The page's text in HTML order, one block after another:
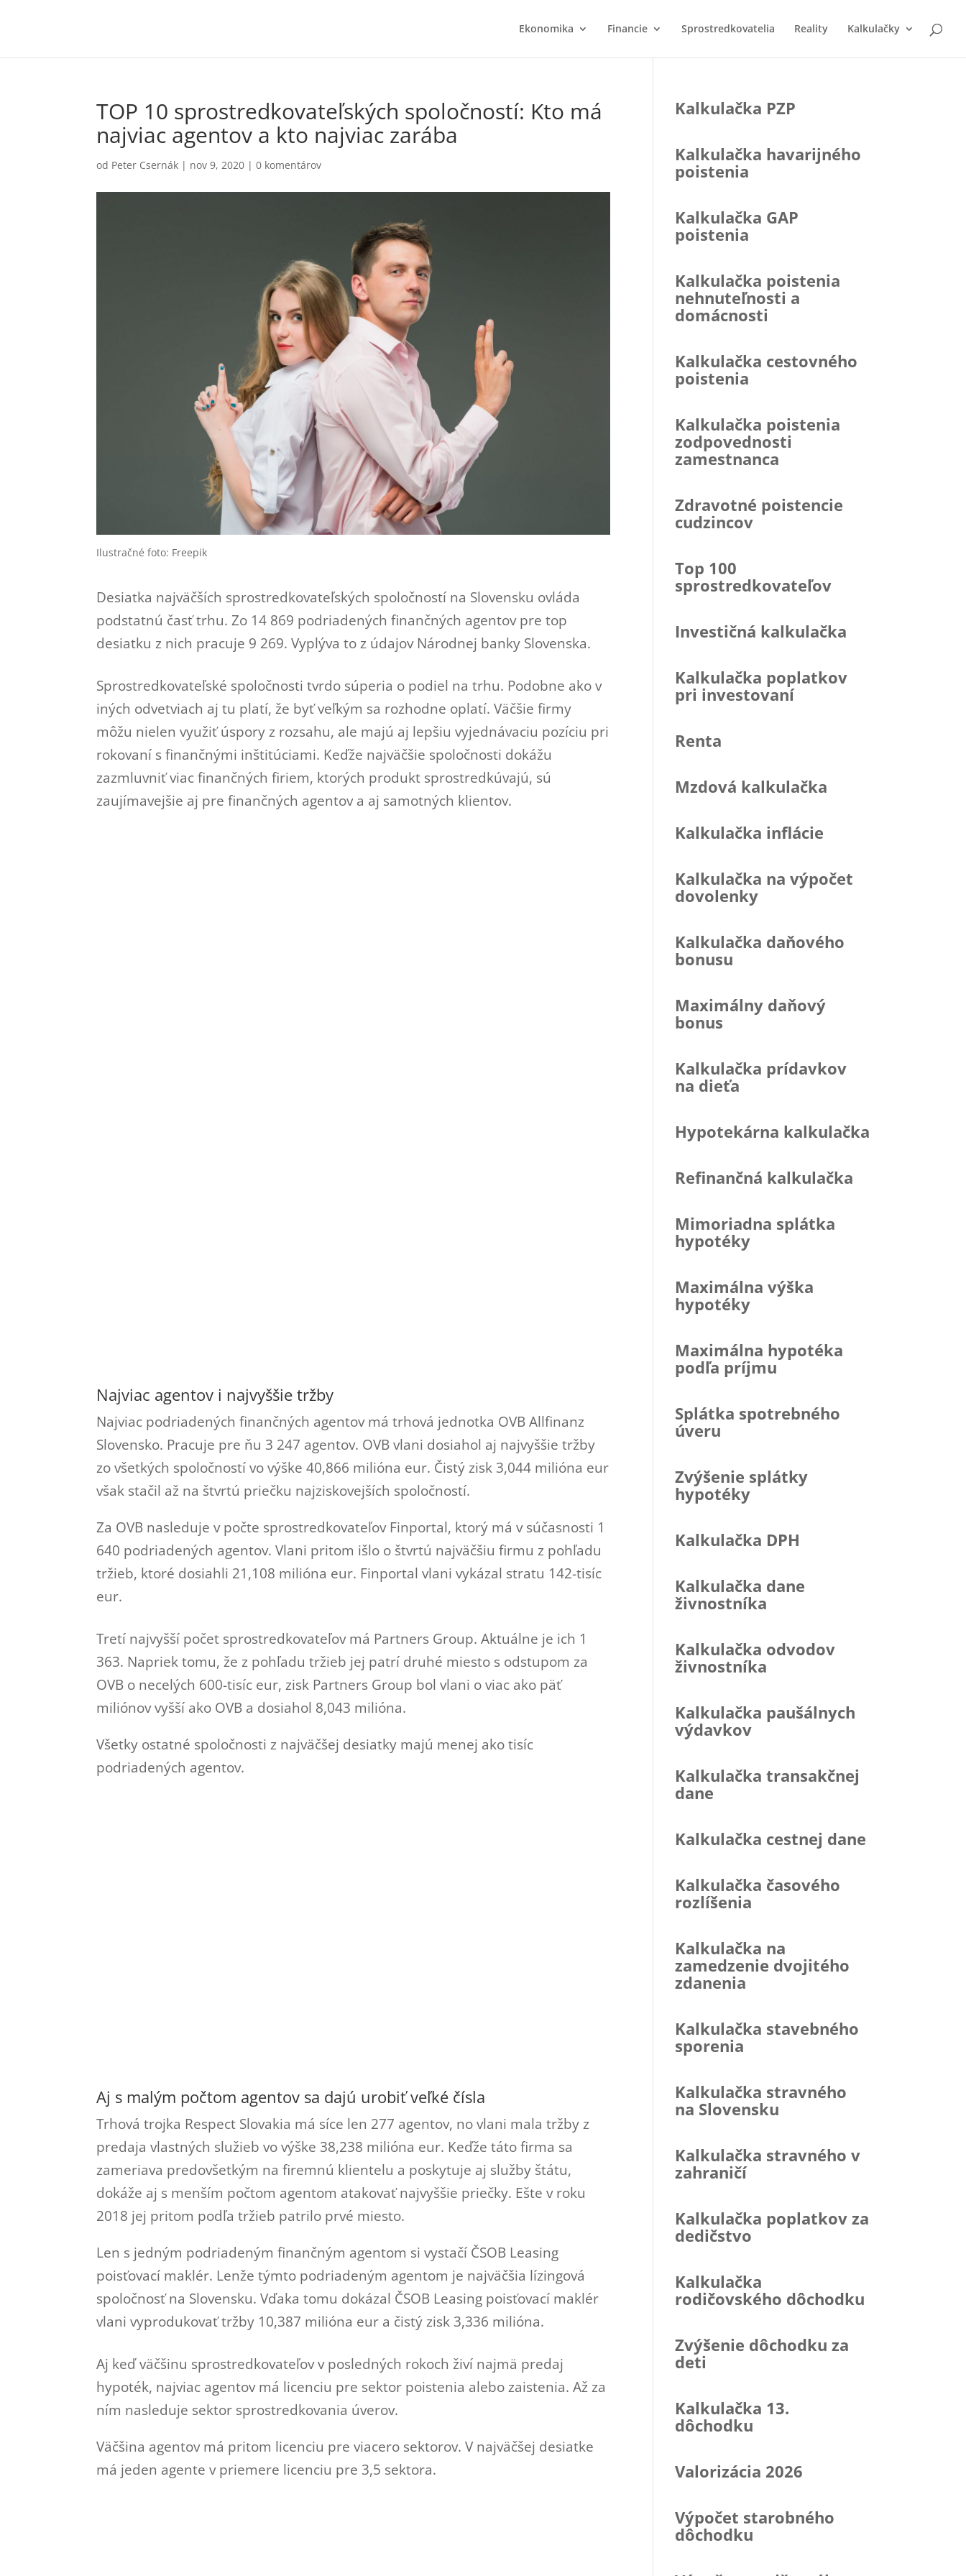
Ekonomika Financie Sprostredkovatelia Reality Kalkulačky
TOP 10 sprostredkovateľských spoločností: Kto má
najviac agentov a kto najviac zarába
od Peter Csernák | nov 9, 2020 |0 komentárov
Ilustračné foto: Freepik
Desiatka najväčších sprostredkovateľských spoločností na Slovensku ovláda
podstatnú časť trhu. Zo 14 869 podriadených finančných agentov pre top
desiatku z nich pracuje 9 269. Vyplýva to z údajov Národnej banky Slovenska.
Sprostredkovateľské spoločnosti tvrdo súperia o podiel na trhu. Podobne ako v
iných odvetviach aj tu platí, že byť veľkým sa rozhodne oplatí. Väčšie firmy
môžu nielen využiť úspory z rozsahu, ale majú aj lepšiu vyjednávaciu pozíciu pri
rokovaní s finančnými inštitúciami. Keďže najväčšie spoločnosti dokážu
zazmluvniť viac finančných firiem, ktorých produkt sprostredkúvajú, sú
zaujímavejšie aj pre finančných agentov a aj samotných klientov.
Najviac agentov i najvyššie tržby
Najviac podriadených finančných agentov má trhová jednotka OVB Allfinanz
Slovensko. Pracuje pre ňu 3 247 agentov. OVB vlani dosiahol aj najvyššie tržby
zo všetkých spoločností vo výške 40,866 milióna eur. Čistý zisk 3,044 milióna eur
však stačil až na štvrtú priečku najziskovejších spoločností.
Za OVB nasleduje v počte sprostredkovateľov Finportal, ktorý má v súčasnosti 1
640 podriadených agentov. Vlani pritom išlo o štvrtú najväčšiu firmu z pohľadu
tržieb, ktoré dosiahli 21,108 milióna eur. Finportal vlani vykázal stratu 142-tisíc
eur.
Tretí najvyšší počet sprostredkovateľov má Partners Group. Aktuálne je ich 1
363. Napriek tomu, že z pohľadu tržieb jej patrí druhé miesto s odstupom za
OVB o necelých 600-tisíc eur, zisk Partners Group bol vlani o viac ako päť
miliónov vyšší ako OVB a dosiahol 8,043 milióna.
Všetky ostatné spoločnosti z najväčšej desiatky majú menej ako tisíc
podriadených agentov.
Aj s malým počtom agentov sa dajú urobiť veľké čísla
Trhová trojka Respect Slovakia má síce len 277 agentov, no vlani mala tržby z
predaja vlastných služieb vo výške 38,238 milióna eur. Keďže táto firma sa
zameriava predovšetkým na firemnú klientelu a poskytuje aj služby štátu,
dokáže aj s menším počtom agentom atakovať najvyššie priečky. Ešte v roku
2018 jej pritom podľa tržieb patrilo prvé miesto.
Len s jedným podriadeným finančným agentom si vystačí ČSOB Leasing
poisťovací maklér. Lenže týmto podriadeným agentom je najväčšia lízingová
spoločnosť na Slovensku. Vďaka tomu dokázal ČSOB Leasing poisťovací maklér
vlani vyprodukovať tržby 10,387 milióna eur a čistý zisk 3,336 milióna.
Aj keď väčšinu sprostredkovateľov v posledných rokoch živí najmä predaj
hypoték, najviac agentov má licenciu pre sektor poistenia alebo zaistenia. Až za
ním nasleduje sektor sprostredkovania úverov.
Väčšina agentov má pritom licenciu pre viacero sektorov. V najväčšej desiatke
má jeden agente v priemere licenciu pre 3,5 sektora.
Kalkulačka PZP
Kalkulačka havarijného
poistenia
Kalkulačka GAP
poistenia
Kalkulačka poistenia
nehnuteľnosti a
domácnosti
Kalkulačka cestovného
poistenia
Kalkulačka poistenia
zodpovednosti
zamestnanca
Zdravotné poistencie
cudzincov
Top 100
sprostredkovateľov
Investičná kalkulačka
Kalkulačka poplatkov
pri investovaní
Renta
Mzdová kalkulačka
Kalkulačka inflácie
Kalkulačka na výpočet
dovolenky
Kalkulačka daňového
bonusu
Maximálny daňový
bonus
Kalkulačka prídavkov
na dieťa
Hypotekárna kalkulačka
Refinančná kalkulačka
Mimoriadna splátka
hypotéky
Maximálna výška
hypotéky
Maximálna hypotéka
podľa príjmu
Splátka spotrebného
úveru
Zvýšenie splátky
hypotéky
Kalkulačka DPH
Kalkulačka dane
živnostníka
Kalkulačka odvodov
živnostníka
Kalkulačka paušálnych
výdavkov
Kalkulačka transakčnej
dane
Kalkulačka cestnej dane
Kalkulačka časového
rozlíšenia
Kalkulačka na
zamedzenie dvojitého
zdanenia
Kalkulačka stavebného
sporenia
Kalkulačka stravného
na Slovensku
Kalkulačka stravného v
zahraničí
Kalkulačka poplatkov za
dedičstvo
Kalkulačka
rodičovského dôchodku
Zvýšenie dôchodku za
deti
Kalkulačka 13.
dôchodku
Valorizácia 2026
Výpočet starobného
dôchodku